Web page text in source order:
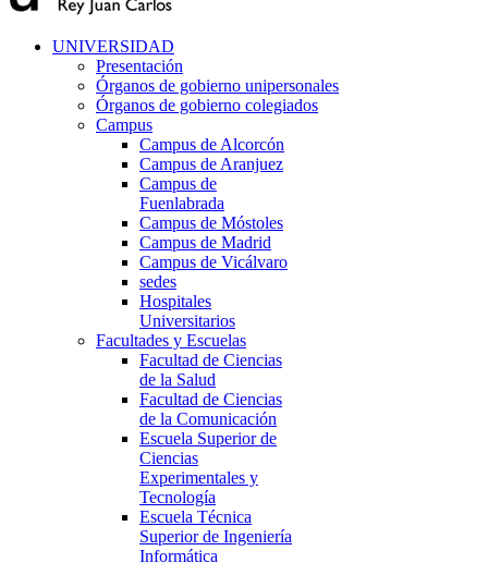
UNIVERSIDAD
Presentación
Órganos de gobierno unipersonales
Órganos de gobierno colegiados
Campus
Campus de Alcorcón
Campus de Aranjuez
Campus de
Fuenlabrada
Campus de Móstoles
Campus de Madrid
Campus de Vicálvaro
sedes
Hospitales
Universitarios
Facultades y Escuelas
Facultad de Ciencias
de la Salud
Facultad de Ciencias
de la Comunicación
Escuela Superior de
Ciencias
Experimentales y
Tecnología
Escuela Técnica
Superior de Ingeniería
Informática